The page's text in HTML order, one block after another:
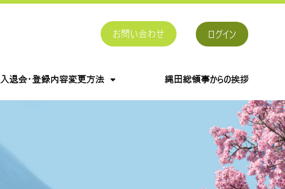
お問い合わせ ログイン
入退会・登録内容変更方法 縄田総領事からの挨拶